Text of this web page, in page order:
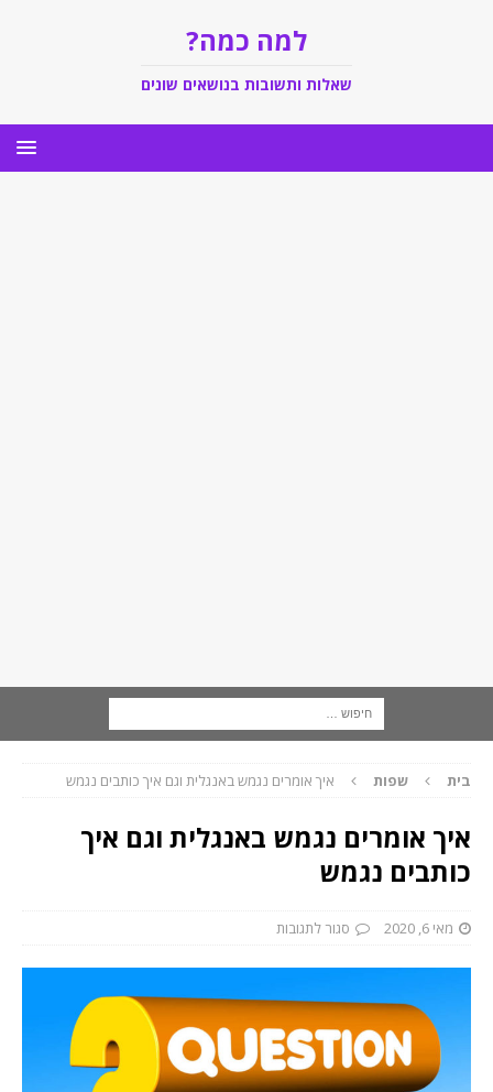
למה כמה?
שאלות ותשובות בנושאים שונים
בית שפות איך אומרים נגמש באנגלית וגם איך כותבים נגמש
איך אומרים נגמש באנגלית וגם איך
כותבים נגמש
מאי 6, 2020 סגור לתגובות